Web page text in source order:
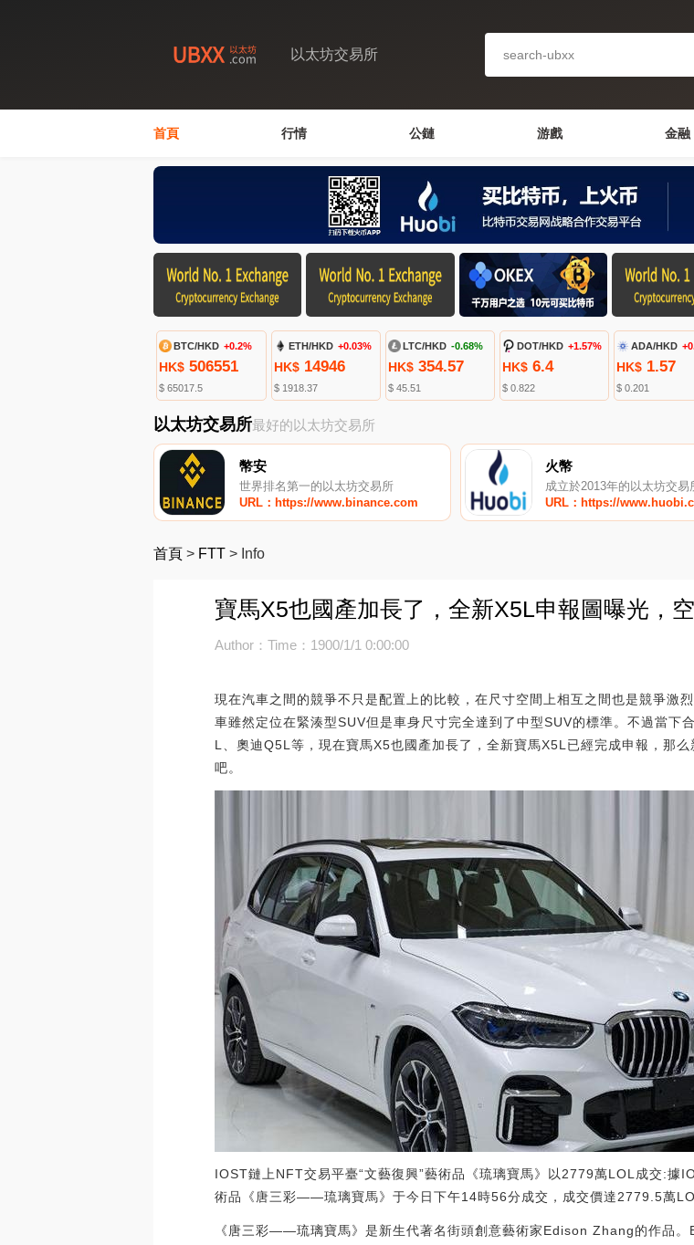
以太坊交易所
首頁 行情 公鏈 游戲 金融
BTC/HKD +0.2%
HK$ 506551
$ 65017.5
ETH/HKD +0.03%
HK$14946
$ 1918.37
LTC/HKD -0.68%
HK$354.57
$ 45.51
DOT/HKD +1.57%
HK$6.4
$ 0.822
ADA/HKD
HK$1.57
$ 0.201
以太坊交易所最好的以太坊交易所
幣安
世界排名第一的以太坊交易所
URL：https://www.binance.com
火幣
成立於2013年的以太坊交易
URL：https://
首頁 > FTT > Info
寶馬X5也國產加長了，全新X5L申報圖曝光，
Author：Time：1900/1/1 0:00:00
現在汽車之間的競爭不只是配置上的比較，在尺寸空間上相互之間也是競爭激
車雖然定位在緊湊型SUV但是車身尺寸完全達到了中型SUV的標準。不過當下
L、奧迪Q5L等，現在寶馬X5也國產加長了，全新寶馬X5L已經完成申報，那
吧。
IOST鏈上NFT交易平臺“文藝復興”藝術品《琉璃寶馬》以2779萬LOL成交:據
術品《唐三彩——琉璃寶馬》于今日下午14時56分成交，成交價達2779.5萬
《唐三彩——琉璃寶馬》是新生代著名街頭創意藝術家Edison Zhang的作品